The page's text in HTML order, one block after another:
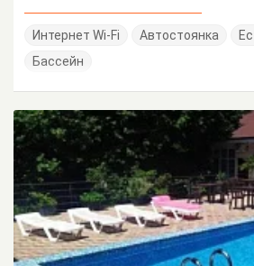
Интернет Wi-Fi Автостоянка
Бассейн